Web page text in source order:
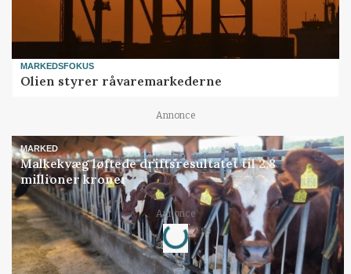
MARKEDSFOKUS
Olien styrer råvaremarkederne
Annonce
MARKED
Malkekvæg løftede driftsresultatet til 2,8
millioner kroner
Annonce
Loading...